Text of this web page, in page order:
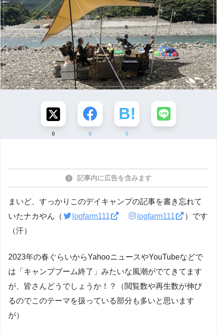
0 0 0
記事内に広告を含みます
まいど、すっかりこのデイキャンプの記事を書き忘れて
いたナカやん（
logfarm111 logfarm111
）です
（汗）
2023年の春ぐらいからYahooニュースやYouTubeなどで
は「キャンプブーム終了」みたいな風潮がでてきてます
が、皆さんどうでしょうか！？（閲覧数や再生数が伸び
るのでこのテーマを扱っている部分も多いと思います
が）